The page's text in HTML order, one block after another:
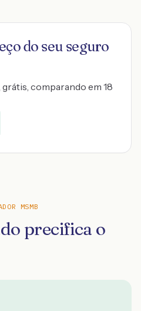
do seu seguro
comparando em 18
MSMB
precifica o